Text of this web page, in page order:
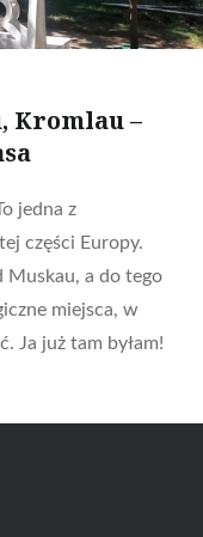
Kromlau –
jedna z
części Europy.
Muskau, a do tego
miejsca, w
Ja już tam byłam!